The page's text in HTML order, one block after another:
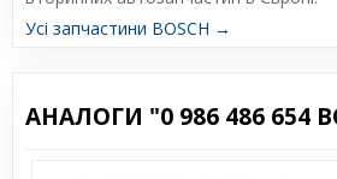
Усі запчастини BOSCH →
АНАЛОГИ "0 986 486 654